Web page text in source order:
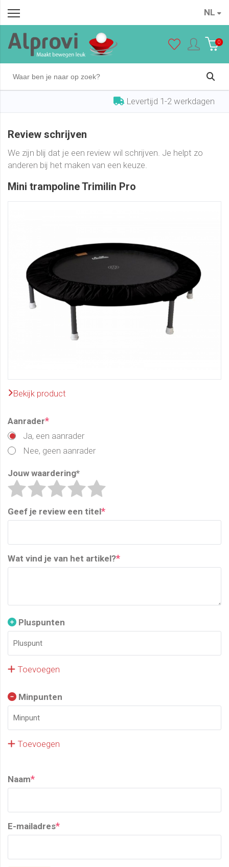
NL
0
Review schrijven
We zijn blij dat je een review wil schrijven. Je helpt zo
anderen bij het maken van een keuze.
Mini trampoline Trimilin Pro
Bekijk product
Aanrader*
Ja, een aanrader
Nee, geen aanrader
Jouw waardering*
Geef je review een titel*
Wat vind je van het artikel?*
Pluspunten
Toevoegen
Minpunten
Toevoegen
Naam*
E-mailadres*